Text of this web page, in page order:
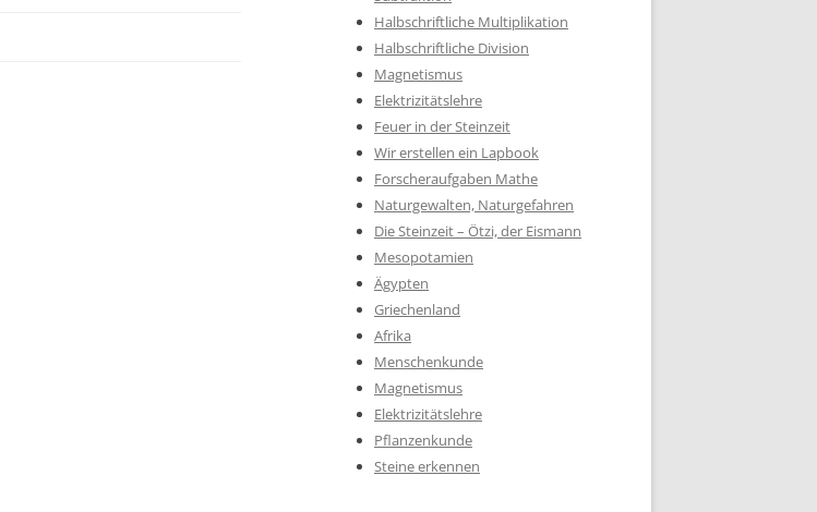
Halbschriftliche Multiplikation
Halbschriftliche Division
Magnetismus
Elektrizitätslehre
Feuer in der Steinzeit
Wir erstellen ein Lapbook
Forscheraufgaben Mathe
Naturgewalten, Naturgefahren
Die Steinzeit – Ötzi, der Eismann
Mesopotamien
Ägypten
Griechenland
Afrika
Menschenkunde
Magnetismus
Elektrizitätslehre
Pflanzenkunde
Steine erkennen